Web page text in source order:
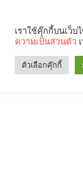
เราใช้คุ๊กกี้บนเว็
ความเป็นส่วนตัว
ตัวเลือกคุ๊กกี้